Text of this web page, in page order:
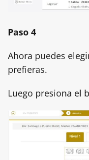
Paso 4
Ahora puedes
prefieras.
Luego presiona el